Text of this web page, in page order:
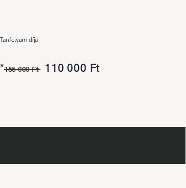
Tanfolyam díja
*155 000 Ft 110 000 Ft